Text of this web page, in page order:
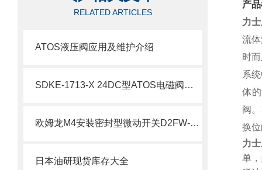
RELATED ARTICLES
ATOS液压阀应用及维护介绍
SDKE-1713-X 24DC型ATOS电磁阀特点介绍
欧姆龙M4安装密封型微动开关D2FW-G技术资料
日本油研现货库存大全
产
力
流
时
系
体
阀
换
力
单